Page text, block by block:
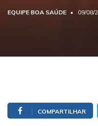
EQUIPE BOA SAÚDE 09/08/
COMPARTILHAR